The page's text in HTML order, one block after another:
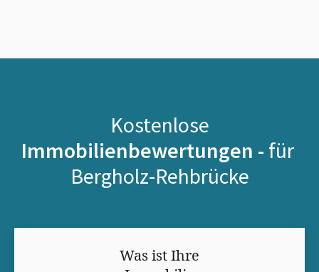
Kostenlose
Immobilienbewertungen - für
Bergholz-Rehbrücke
Was ist Ihre